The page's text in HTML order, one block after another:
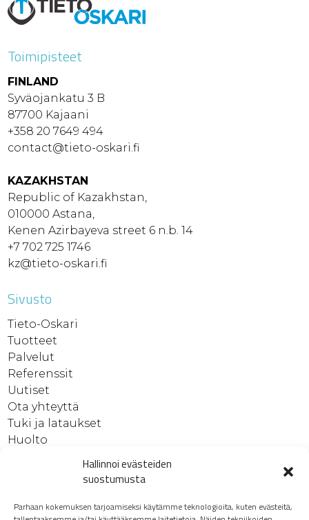
Hallinnoi evästeiden
suostumusta
Parhaan kokemuksen tarjoamiseksi käytämme teknologioita, kuten evästeitä,
Toimipisteet
FINLAND
Syväojankatu 3 B
87700 Kajaani
+358 20 7649 494
contact@tieto-oskari.fi
KAZAKHSTAN
Republic of Kazakhstan,
010000 Astana,
Kenen Azirbayeva street 6 n.b. 14
+7 702 725 1746
kz@tieto-oskari.fi
Sivusto
Tieto-Oskari
Tuotteet
Palvelut
Referenssit
Uutiset
Ota yhteyttä
Tuki ja lataukset
Huolto